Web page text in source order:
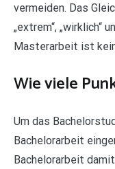
vermeiden. Das
„extrem“, „wirklich“
Masterarbeit ist
Wie viele
Um das
Bachelorarbeit
Bachelorarbeit